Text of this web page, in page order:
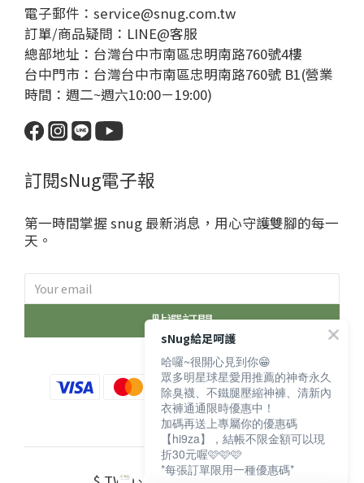
電子郵件：service@snug.com.tw
訂單/商品疑問： LINE@客服
總部地址：台灣台中市南區忠明南路760號4樓
台中門市：台灣台中市南區忠明南路760號 B1(營業
時間：週二~週六10:00－19:00)
訂閱sNug電子報
第一時間掌握 snug 最新消息，用心守護雙腳的每一
天。
點選訂閱
sNug給足呵護
哈囉~很開心見到你😁
眾多明星球星愛用推薦的神奇永久
除臭襪、不鐵腿壓縮神褲、清新內
衣褲通通限時優惠中！
加碼再送上專屬你的優惠碼
【hi9za】，結帳不限金額可以現
折30元喔🩷🩷🩷
*每張訂單限用一種優惠碼*